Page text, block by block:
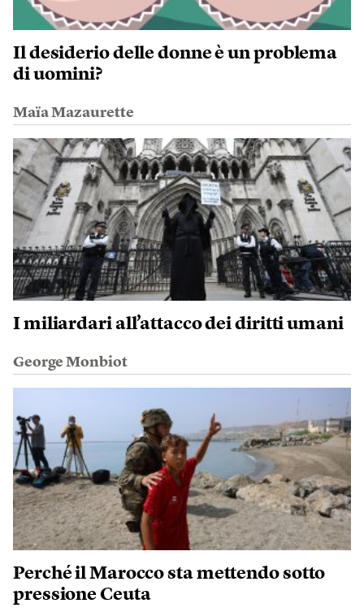
Il desiderio delle donne è un problema
di uomini?
Maïa Mazaurette
I miliardari all’attacco dei diritti umani
George Monbiot
Perché il Marocco sta mettendo sotto
pressione Ceuta